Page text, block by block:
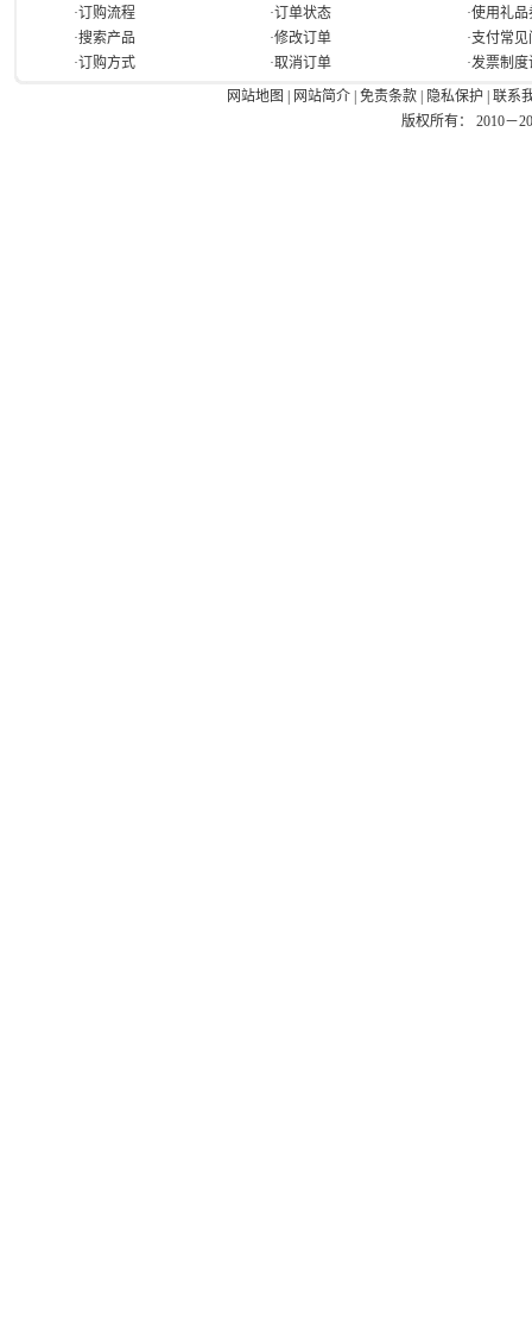
·订购流程
·搜索产品
·订购方式
·订单状态
·修改订单
·取消订单
·使用礼品
·支付常
·发票制
网站地图
网站简介 免责条款 隐私保护
联系
版权所有： 2010－